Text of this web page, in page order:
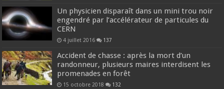
Un physicien disparaît dans un mini trou noir
engendré par l’accélérateur de particules du
CERN
4 juillet 2016 137
Accident de chasse : après la mort d’un
randonneur, plusieurs maires interdisent les
promenades en forêt
15 octobre 2018 132